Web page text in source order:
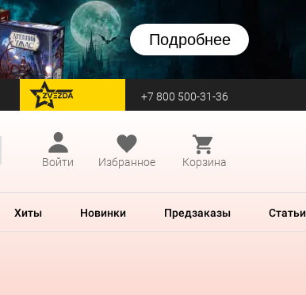
Подробнее
перейти на Zvezda +7 800 500-31-36
Войти
Избранное Корзина
Хиты Новинки Предзаказы Статьи